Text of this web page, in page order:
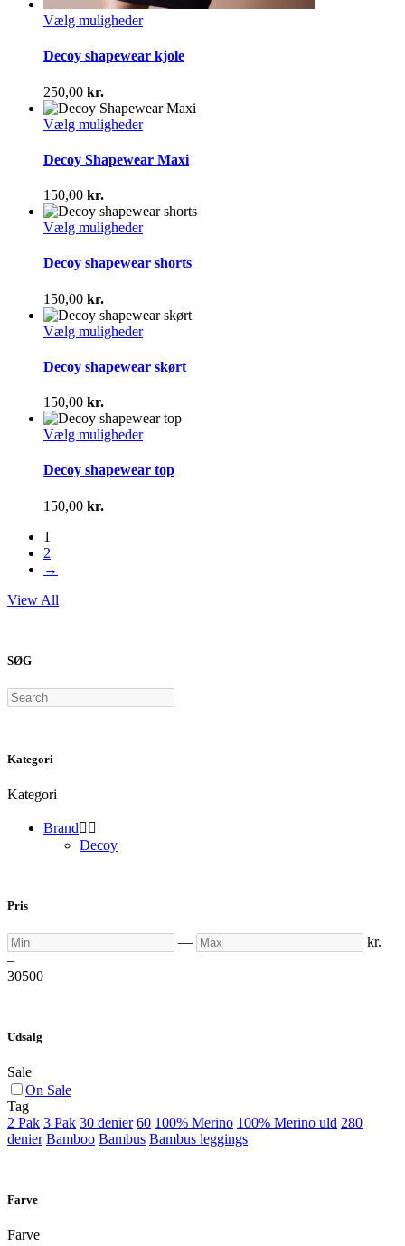
Vælg mulighederDette
har
flere
Mulighederne
kan
vælges
varesiden
Decoy shapewear kjole
250,00 kr.
Vælg mulighederDette
har
Mulighederne
kan
vælges
varesiden
Decoy Shapewear Maxi
150,00 kr.
Vælg mulighederDette
har
Mulighederne
kan
vælges
varesiden
Decoy shapewear shorts
150,00 kr.
Vælg mulighederDette
har
Mulighederne
kan
vælges
varesiden
Decoy shapewear skørt
150,00 kr.
Vælg mulighederDette
har
flere
Decoy shapewear top
150,00 kr.
1
2
→
View All
SØG
Search
Kategori
Kategori
Brand 
Decoy
Pris
Min — Max
kr.
–
30500
Udsalg
Sale
On Sale
Tag
2 Pak 3 Pak 30 denier 60 100% Merino 100% Merino uld 280
denier Bamboo Bambus Bambus leggings
Farve
Farve